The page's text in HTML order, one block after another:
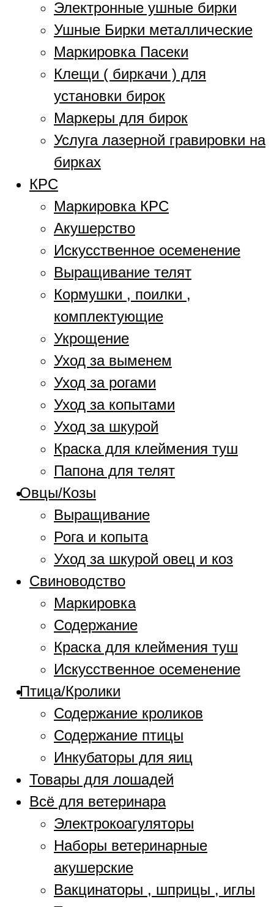
Электронные ушные бирки
Ушные Бирки металлические
Маркировка Пасеки
Клещи ( биркачи ) для
установки бирок
Маркеры для бирок
Услуга лазерной гравировки на
бирках
КРС
Маркировка КРС
Акушерство
Искусственное осеменение
Выращивание телят
Кормушки , поилки ,
комплектующие
Укрощение
Уход за выменем
Уход за рогами
Уход за копытами
Уход за шкурой
Краска для клеймения туш
Папона для телят
Овцы/Козы
Выращивание
Рога и копыта
Уход за шкурой овец и коз
Свиноводство
Маркировка
Содержание
Краска для клеймения туш
Искусственное осеменение
Птица/Кролики
Содержание кроликов
Содержание птицы
Инкубаторы для яиц
Товары для лошадей
Всё для ветеринара
Электрокоагуляторы
Наборы ветеринарные
акушерские
Вакцинаторы , шприцы , иглы